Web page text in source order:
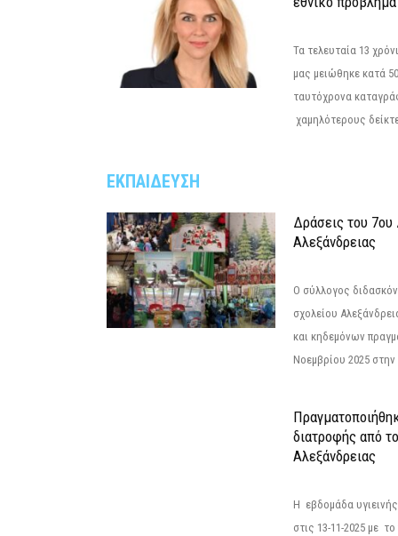
Τα τελευταία 13
μας μειώθηκε κατά
ταυτόχρονα
χαμηλότερους
ΕΚΠΑΙΔΕΥΣΗ
Δράσεις του 7ου
Αλεξάνδρειας
Ο σύλλογος
σχολείου
και κηδεμόνων
Νοεμβρίου 2025
διατροφής από
Αλεξάνδρειας
Η εβδομάδα
στις 13-11-2025 με